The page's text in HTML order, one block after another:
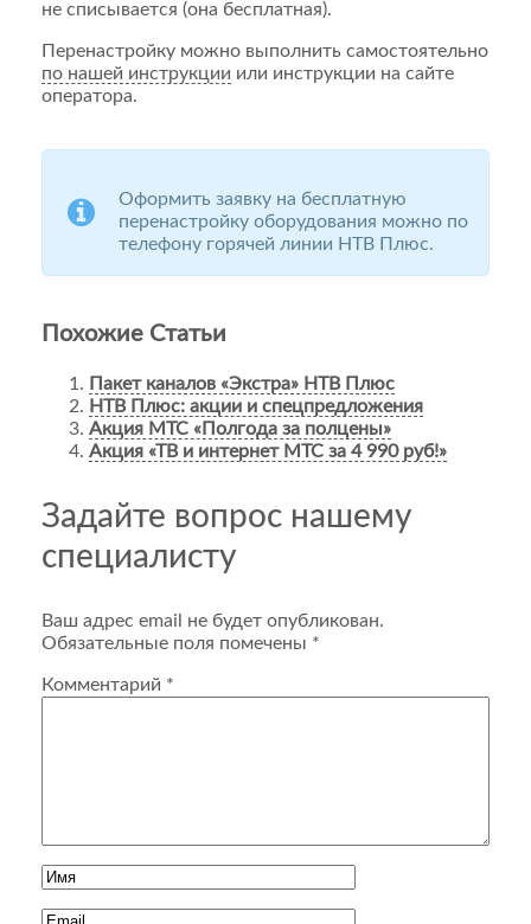
не списывается (она бесплатная).
Перенастройку можно выполнить самостоятельно
по нашей инструкции или инструкции на сайте
оператора.
Оформить заявку на бесплатную
перенастройку оборудования можно по
телефону горячей линии НТВ Плюс.
Похожие Статьи
Пакет каналов «Экстра» НТВ Плюс
НТВ Плюс: акции и спецпредложения
Акция МТС «Полгода за полцены»
Акция «ТВ и интернет МТС за 4 990 руб!»
Задайте вопрос нашему
специалисту
Ваш адрес email не будет опубликован.
Обязательные поля помечены *
Комментарий *